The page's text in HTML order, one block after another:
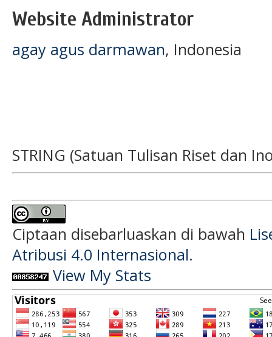
Website Administrator
agay agus darmawan, Indonesia
STRING (Satuan Tulisan Riset dan
Ciptaan disebarluaskan di bawah
Atribusi 4.0 Internasional.
View My Stats